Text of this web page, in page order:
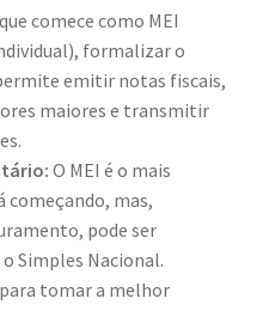
comece como MEI
formalizar o
emitir notas fiscais,
maiores e transmitir
O MEI é o mais
começando, mas,
pode ser
Simples Nacional.
tomar a melhor